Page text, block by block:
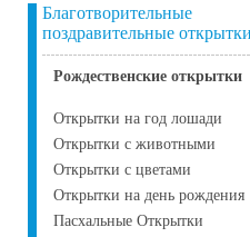
Благотворительные
поздравительные открытки
Рождественские открытки
Открытки на год лошади
Открытки с животными
Открытки с цветами
Открытки на день рождения
Пасхальные Открытки